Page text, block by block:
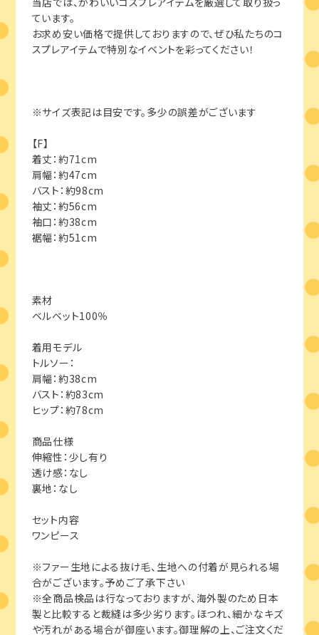
ています。
お求め安い価格で提供しておりますので、ぜひ私たちのコ
スプレアイテムで特別なイベントを彩ってください！
※サイズ表記は目安です。多少の誤差がございます
【F】
着丈：約71cm
肩幅：約47cm
バスト：約98cm
袖丈：約56cm
袖口：約38cm
裾幅：約51cm
素材
ベルベット100％
着用モデル
トルソー：
肩幅：約38cm
バスト：約83cm
ヒップ：約78cm
商品仕様
伸縮性：少し有り
透け感：なし
裏地：なし
セット内容
ワンピース
※ファー生地による抜け毛、生地への付着が見られる場
合がございます。予めご了承下さい
※全商品検品は行なっておりますが、海外製のため日本
製と比較すると裁縫は多少劣ります。ほつれ、細かなキズ
や汚れがある場合が御座います。御理解の上、ご注文くだ